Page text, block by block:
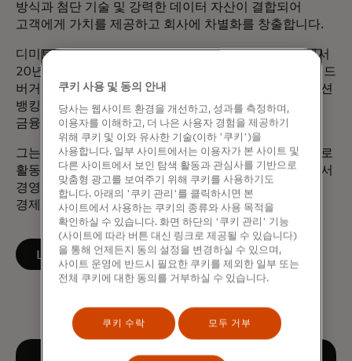
방식과 첨단 기술 및 강력한 데이터 자산이 결합되어
고객에게 가치를 제공하고 회사에 차별화를 창출합니다.
디미트리오스는 기술, 거래 은행 및 경영 컨설팅 분야에서
20년 이상의 경력을 보유하고 있습니다. 2005년에 롤랜드
버거 전략 컨설턴트에서 마스터카드에 합류하여 트랜잭션
뱅킹 업무를 이끌었습니다. 이전에는 A.T. Kearney에서
금융 기관 사업을 담당했습니다.
그는 그리스 아테네 증권거래소의 이사회에서 사외이사로
활동하고 있습니다. 디미트리오스는 유럽 경영대학원에서
경영학 석사와 박사 학위를 받았으며, 하겐 대학에서
경제학 석사를 취득했습니다.
LinkedIn에서 팔로우하기
새 탭에서 열림
쿠키 사용 및 동의 안내
당사는 웹사이트 환경을 개선하고, 성과를 측정하며,
이용자를 이해하고, 더 나은 사용자 경험을 제공하기
위해 쿠키 및 이와 유사한 기술(이하 '쿠키')을
사용합니다. 일부 사이트에서는 이용자가 본 사이트 및
다른 사이트에서 보인 탐색 활동과 관심사를 기반으로
맞춤형 광고를 보여주기 위해 쿠키를 사용하기도
합니다. 아래의 '쿠키 관리'를 클릭하시면 본
사이트에서 사용하는 쿠키의 종류와 사용 목적을
확인하실 수 있습니다. 화면 하단의 '쿠키 관리' 기능
(사이트에 따라 버튼 대신 링크로 제공될 수 있습니다)
을 통해 언제든지 동의 설정을 변경하실 수 있으며,
사이트 운영에 반드시 필요한 쿠키를 제외한 일부 또는
전체 쿠키에 대한 동의를 거부하실 수 있습니다.
쿠키 수락 모두 거부